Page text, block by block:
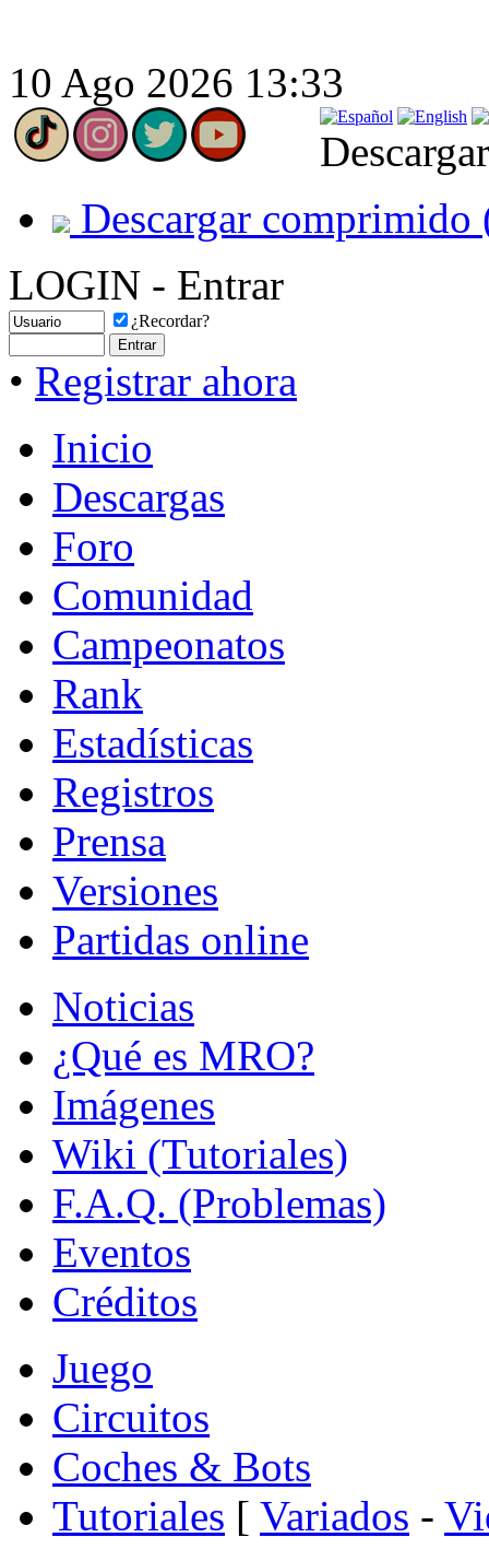
10 Ago 2026 13:33
Descargar comprimido
LOGIN - Entrar
¿Recordar?
• Registrar ahora
Inicio
Descargas
Foro
Comunidad
Campeonatos
Rank
Estadísticas
Registros
Prensa
Versiones
Partidas online
Noticias
¿Qué es MRO?
Imágenes
Wiki (Tutoriales)
F.A.Q. (Problemas)
Eventos
Créditos
Juego
Circuitos
Coches & Bots
Tutoriales [ Variados -